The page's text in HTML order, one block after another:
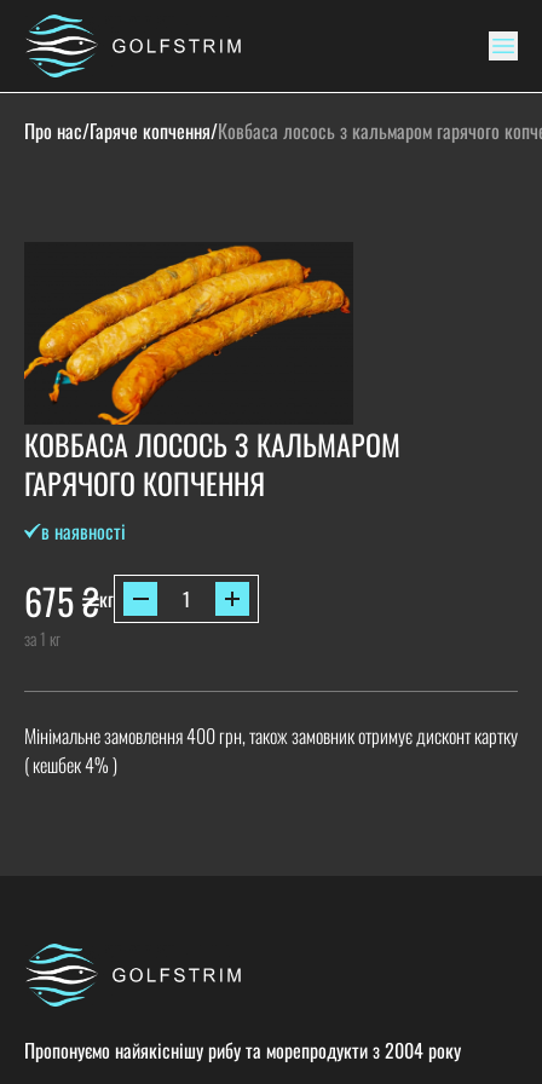
Про нас/Гаряче копчення/Ковбаса лосось з кальмаром гарячого
КОВБАСА ЛОСОСЬ З КАЛЬМАРОМ
ГАРЯЧОГО КОПЧЕННЯ
в наявності
675₴кг
за 1 кг
Мінімальне замовлення 400 грн, також замовник отримує дисконт картку
( кешбек 4% )
Пропонуємо найякіснішу рибу та морепродукти з 2004 року